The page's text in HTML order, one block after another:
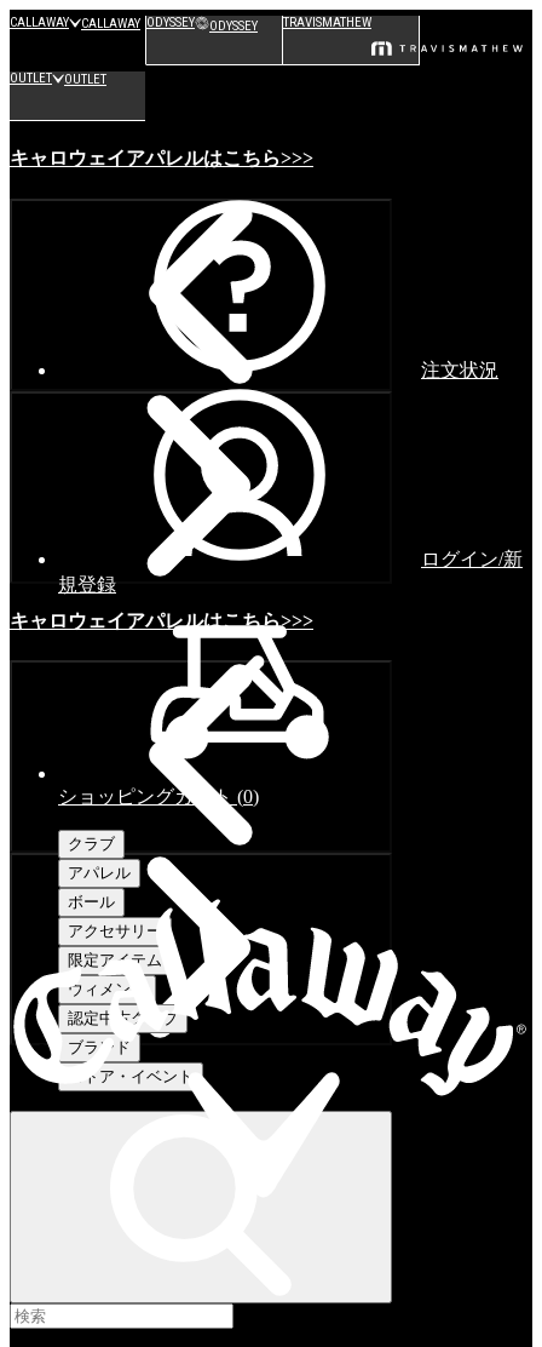
CALLAWAY CALLAWAY ODYSSEY ODYSSEY TRAVISMATHEW
OUTLET OUTLET
キャロウェイアパレルはこちら>>>
キャロウェイアパレルはこちら>>>
注文状況
ログイン/新
規登録
ショッピングカート (0)
クラブ
アパレル
ボール
アクセサリー
限定アイテム
ウィメンズ
認定中古クラブ
ブランド
ストア・イベント